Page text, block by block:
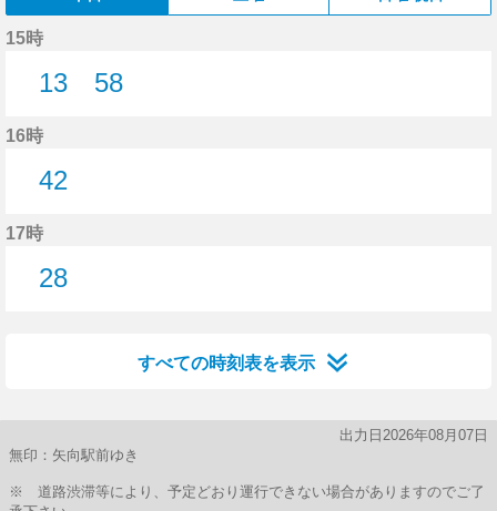
15時
13
58
16時
42
17時
28
すべての時刻表を表示
出力日2026年08月07日
無印：矢向駅前ゆき
※ 道路渋滞等により、予定どおり運行できない場合がありますのでご了